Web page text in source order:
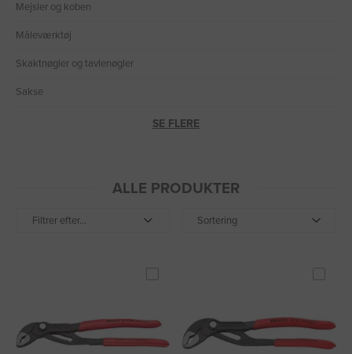
Mejsler og koben
Måleværktøj
Skaktnøgler og tavlenøgler
Sakse
SE FLERE
ALLE PRODUKTER
Filtrer efter... Sortering